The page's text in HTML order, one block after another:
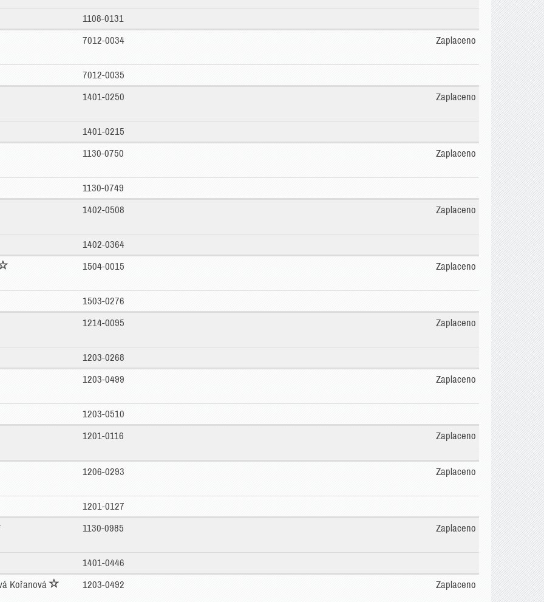
1108-0131
7012-0034 Zaplaceno
7012-0035
1401-0250 Zaplaceno
1401-0215
1130-0750 Zaplaceno
1130-0749
1402-0508 Zaplaceno
1402-0364
1504-0015 Zaplaceno
1503-0276
1214-0095 Zaplaceno
1203-0268
1203-0499 Zaplaceno
1203-0510
1201-0116 Zaplaceno
1206-0293 Zaplaceno
1201-0127
1130-0985 Zaplaceno
1401-0446
Kořanová 1203-0492 Zaplaceno